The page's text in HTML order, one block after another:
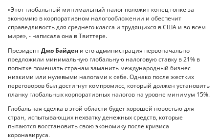
«Этот глобальный минимальный налог положит конец гонке за
экономию в корпоративном налогообложении и обеспечит
справедливость для среднего класса и трудящихся в США и во всем
мире», - написала она в Твиттере.
ПрезидентДжо Байден и его администрация первоначально
предложили минимальную глобальную налоговую ставку в 21% в
попытке помешать странам заманить международный бизнес
низкими или нулевыми налогами к себе. Однако после жестких
переговоров был достигнут компромисс, который должен установить
планку глобальных корпоративных налогов на уровне минимум 15%.
Глобальная сделка в этой области будет хорошей новостью для
стран, испытывающих нехватку денежных средств, которые
пытаются восстановить свою экономику после кризиса
коронавируса.